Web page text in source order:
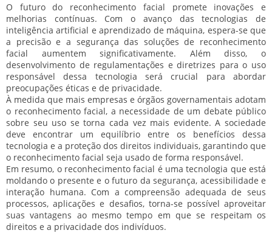
O futuro do reconhecimento facial promete inovações e
melhorias contínuas. Com o avanço das tecnologias de
inteligência artificial e aprendizado de máquina, espera-se que
a precisão e a segurança das soluções de reconhecimento
facial aumentem significativamente. Além disso, o
desenvolvimento de regulamentações e diretrizes para o uso
responsável dessa tecnologia será crucial para abordar
preocupações éticas e de privacidade.
À medida que mais empresas e órgãos governamentais adotam
o reconhecimento facial, a necessidade de um debate público
sobre seu uso se torna cada vez mais evidente. A sociedade
deve encontrar um equilíbrio entre os benefícios dessa
tecnologia e a proteção dos direitos individuais, garantindo que
o reconhecimento facial seja usado de forma responsável.
Em resumo, o reconhecimento facial é uma tecnologia que está
moldando o presente e o futuro da segurança, acessibilidade e
interação humana. Com a compreensão adequada de seus
processos, aplicações e desafios, torna-se possível aproveitar
suas vantagens ao mesmo tempo em que se respeitam os
direitos e a privacidade dos indivíduos.